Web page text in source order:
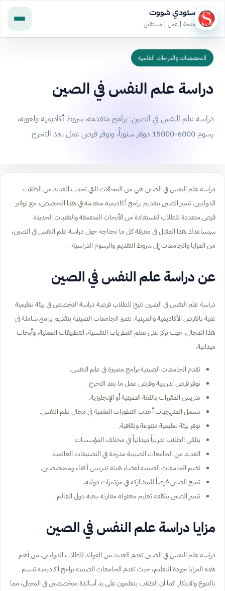
ستودي شووت
منحة | عمل | مستقبل
التخصصات والدرجات العلمية
دراسة علم النفس في الصين
دراسة علم النفس في الصين: برامج متقدمة، شروط أكاديمية ولغوية،
رسوم 6000-15000 دولار سنوياً، وتوفر فرص عمل بعد التخرج.
دراسة علم النفس في الصين هي من المجالات التي تجذب العديد من الطلاب
الدوليين. تتميز الصين بتقديم برامج أكاديمية متقدمة في هذا التخصص، مع توفير
فرص متعددة للطلاب للاستفادة من الأبحاث المتعمقة والتقنيات الحديثة.
سيساعدك هذا المقال في معرفة كل ما تحتاجه حول دراسة علم النفس في الصين،
من المزايا والجامعات إلى شروط التقديم والرسوم الدراسية.
عن دراسة علم النفس في الصين
دراسة علم النفس في الصين تتيح للطلاب فرصة دراسة التخصص في بيئة تعليمية
غنية بالفرص الأكاديمية والمهنية. تتميز الجامعات الصينية بتقديم برامج شاملة في
هذا المجال، حيث تركز على تعلم النظريات النفسية، التطبيقات العملية، وأبحاث
ميدانية.
تقدم الجامعات الصينية برامج متميزة في علم النفس.
توفر فرص تدريبية وفرص عمل ما بعد التخرج.
تدريس المقررات باللغة الصينية أو الإنجليزية.
تشمل المنهجيات أحدث التطورات العلمية في مجال علم النفس.
توفر بيئة تعليمية متنوعة وثقافية.
يتلقى الطلاب تدريباً ميدانياً في مختلف المؤسسات.
العديد من الجامعات الصينية مدرجة في التصنيفات العالمية.
تضم الجامعات الصينية أعضاء هيئة تدريس أكفاء ومتخصصين.
تمنح الصين فرصاً للمشاركة في مؤتمرات دولية.
تتميز الصين بتكلفة تعليم معقولة مقارنة ببقية دول العالم.
مزايا دراسة علم النفس في الصين
دراسة علم النفس في الصين تقدم العديد من الفوائد للطلاب الدوليين. من أهم
هذه المزايا جودة التعليم، حيث تقدم الجامعات الصينية برامج أكاديمية تتسم
بالتنوع والابتكار. كما أن الطلاب يتعلمون على يد أساتذة متخصصين في المجال، مما